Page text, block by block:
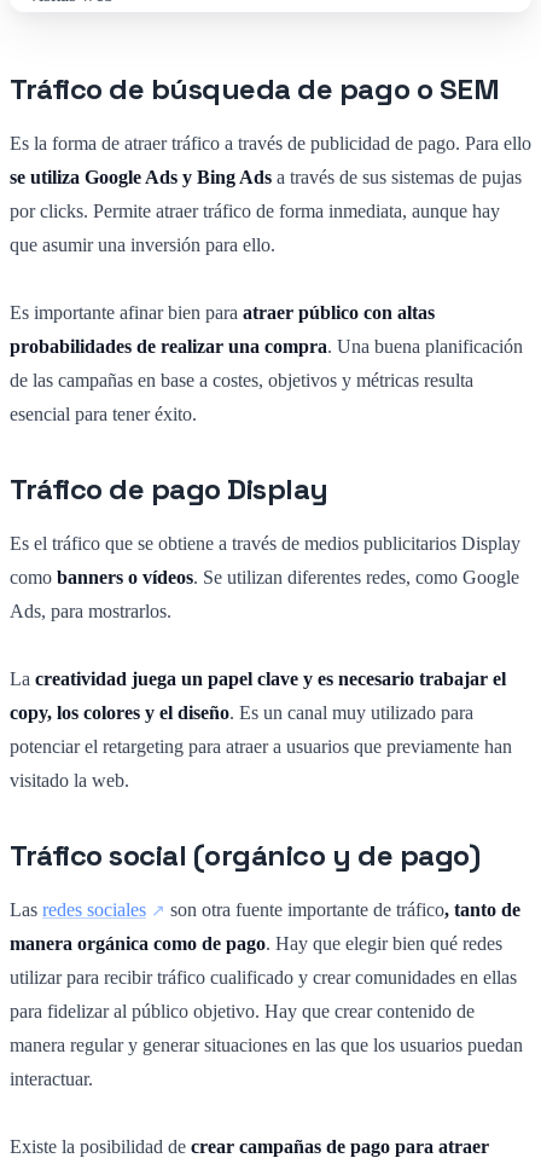
Tráfico de búsqueda de pago o SEM
Es la forma de atraer tráfico a través de publicidad de pago. Para ello
se utiliza Google Ads y Bing Ads a través de sus sistemas de pujas
por clicks. Permite atraer tráfico de forma inmediata, aunque hay
que asumir una inversión para ello.
Es importante afinar bien para atraer público con altas
probabilidades de realizar una compra. Una buena planificación
de las campañas en base a costes, objetivos y métricas resulta
esencial para tener éxito.
Tráfico de pago Display
Es el tráfico que se obtiene a través de medios publicitarios Display
como banners o vídeos. Se utilizan diferentes redes, como Google
Ads, para mostrarlos.
La creatividad juega un papel clave y es necesario trabajar el
copy, los colores y el diseño. Es un canal muy utilizado para
potenciar el retargeting para atraer a usuarios que previamente han
visitado la web.
Tráfico social (orgánico y de pago)
Las redes sociales son otra fuente importante de tráfico, tanto de
manera orgánica como de pago. Hay que elegir bien qué redes
utilizar para recibir tráfico cualificado y crear comunidades en ellas
para fidelizar al público objetivo. Hay que crear contenido de
manera regular y generar situaciones en las que los usuarios puedan
interactuar.
Existe la posibilidad de crear campañas de pago para atraer